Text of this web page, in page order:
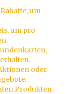
um
um pro
oder
Produkten